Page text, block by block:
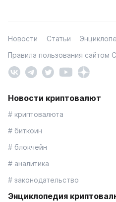
Новости Статьи
Правила пользования сайтом
Новости криптовалют
# криптовалюта
# биткоин
# блокчейн
# аналитика
# законодательство
Энциклопедия